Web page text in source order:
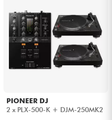
Marken an
PIONEER DJ
2 x PLX-500-K + DJM-250MK2